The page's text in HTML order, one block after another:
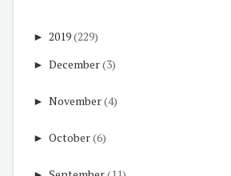
► 2019(229)
► December(3)
► November(4)
► October(6)